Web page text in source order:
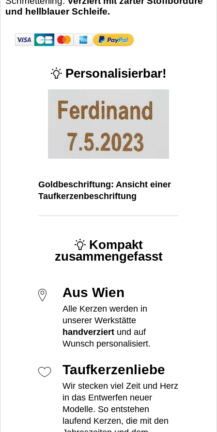
und hellblauer Schleife.
Personalisierbar!
Goldbeschriftung: Ansicht einer
Taufkerzenbeschriftung
Kompakt
zusammengefasst
Aus Wien
Alle Kerzen werden in
unserer Werkstätte
handverziert und auf
Wunsch personalisiert.
Taufkerzenliebe
Wir stecken viel Zeit und Herz
in das Entwerfen neuer
Modelle. So entstehen
laufend Kerzen, die mit den